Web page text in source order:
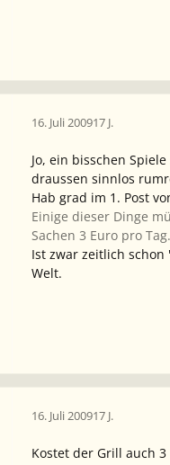
16. Juli 200917 J.
Jo, ein bisschen
draussen sinnlos
Hab grad im 1. Post
Einige dieser Dinge
Sachen 3 Euro pro
Ist zwar zeitlich
Welt.
16. Juli 200917 J.
Kostet der Grill auch